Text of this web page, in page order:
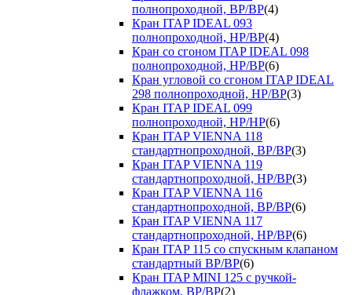
полнопроходной, ВР/ВР(4)
Кран ITAP IDEAL 093
полнопроходной, НР/ВР(4)
Кран со сгоном ITAP IDEAL 098
полнопроходной, НР/ВР(6)
Кран угловой со сгоном ITAP IDEAL
298 полнопроходной, НР/ВР(3)
Кран ITAP IDEAL 099
полнопроходной, НР/НР(6)
Кран ITAP VIENNA 118
стандартнопроходной, ВР/ВР(3)
Кран ITAP VIENNA 119
стандартнопроходной, НР/ВР(3)
Кран ITAP VIENNA 116
стандартнопроходной, ВР/ВР(6)
Кран ITAP VIENNA 117
стандартнопроходной, НР/ВР(6)
Кран ITAP 115 со спускным клапаном
стандартный ВР/ВР(6)
Кран ITAP MINI 125 с ручкой-
флажком, ВР/ВР(2)